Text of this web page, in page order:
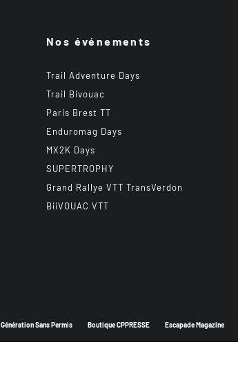
Nos événements
Trail Adventure Days
Trail Bivouac
Paris Brest TT
Enduromag Days
MX2K Days
SUPERTROPHY
Grand Rallye VTT TransVerdon
BiiVOUAC VTT
Génération Sans Permis Boutique CPPRESSE Escapade Magazine